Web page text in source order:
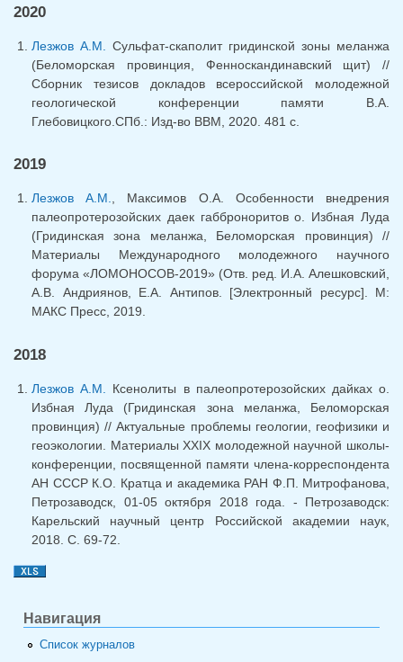
2020
Лезжов А.М.
Сульфат-скаполит гридинской зоны меланжа
(Беломорская провинция, Фенноскандинавский щит) //
Сборник тезисов докладов всероссийской молодежной
геологической конференции памяти В.А.
Глебовицкого.СПб.: Изд-во ВВМ, 2020. 481 с.
2019
Лезжов А.М., Максимов О.А. Особенности внедрения
палеопротерозойских даек габброноритов о. Избная Луда
(Гридинская зона меланжа, Беломорская провинция) //
Материалы Международного молодежного научного
форума «ЛОМОНОСОВ-2019» (Отв. ред. И.А. Алешковский,
А.В. Андриянов, Е.А. Антипов. [Электронный ресурс]. М:
МАКС Пресс, 2019.
2018
Лезжов А.М.
Ксенолиты в палеопротерозойских дайках о.
Избная Луда (Гридинская зона меланжа, Беломорская
провинция) // Актуальные проблемы геологии, геофизики и
геоэкологии. Материалы XXIX молодежной научной школы-
конференции, посвященной памяти члена-корреспондента
АН СССР К.О. Кратца и академика РАН Ф.П. Митрофанова,
Петрозаводск, 01-05 октября 2018 года. - Петрозаводск:
Карельский научный центр Российской академии наук,
2018. С. 69-72.
Навигация
Список журналов